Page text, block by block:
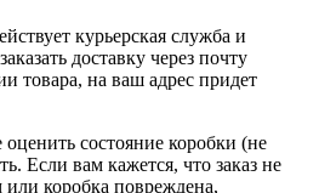
курьерская служба и
доставку через почту
товара, на ваш адрес придет
состояние коробки (не
Если вам кажется, что заказ не
или коробка повреждена,